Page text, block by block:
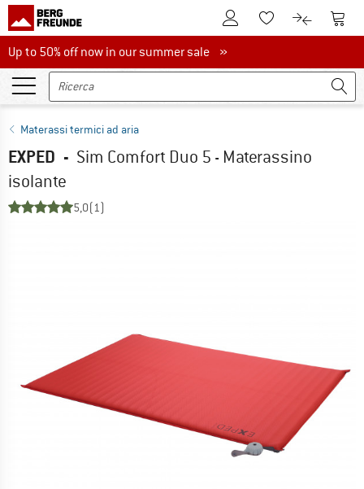
Al conto clienteAlla lista
Al Al
Up to 50% off now in our summer sale
Up to 50% off now in our summer sale »
Materassi termici ad aria
EXPED - Sim Comfort Duo 5 - Materassino
isolante
5,0(1)